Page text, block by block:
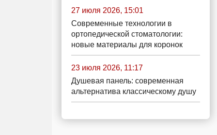
27 июля 2026, 15:01
Современные технологии в
ортопедической стоматологии:
новые материалы для коронок
23 июля 2026, 11:17
Душевая панель: современная
альтернатива классическому душу